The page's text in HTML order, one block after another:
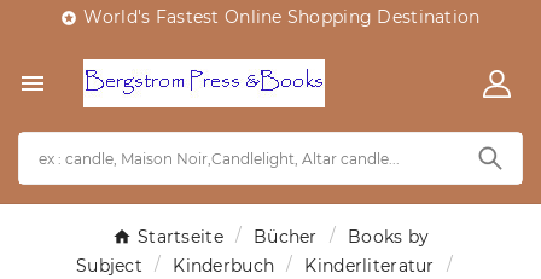
 World's Fastest Online Shopping Destination

Startseite Bücher
Books by
Subject
Kinderbuch
Kinderliteratur